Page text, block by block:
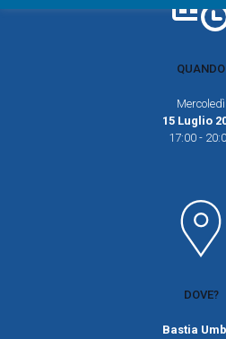
QUANDO
Mercoledì
15 Luglio
17:00 -
DOVE?
Bastia